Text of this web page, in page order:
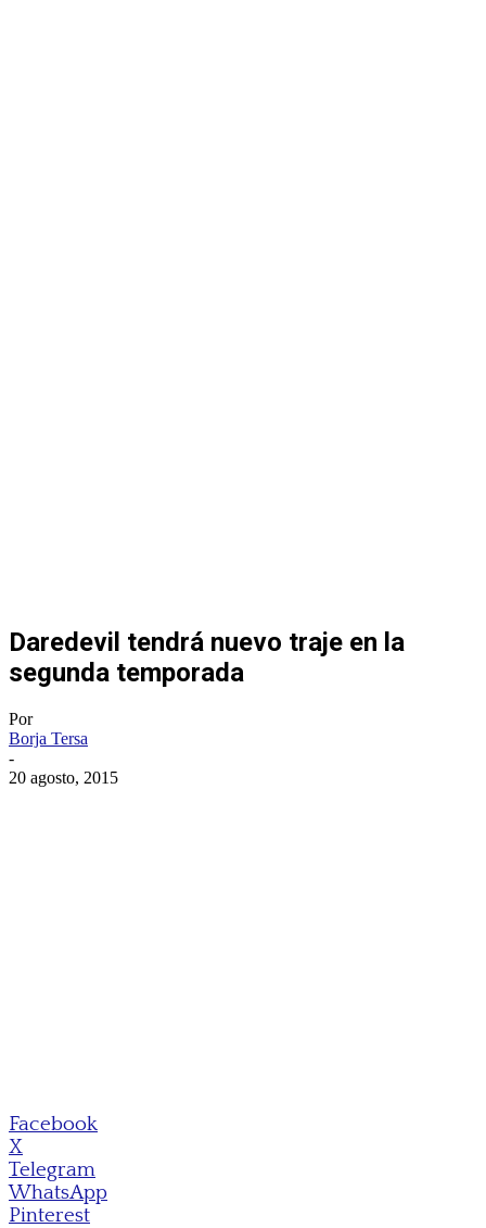
Daredevil tendrá nuevo traje en la
segunda temporada
Por
Borja Tersa
-
20 agosto, 2015
Facebook
X
Telegram
WhatsApp
Pinterest